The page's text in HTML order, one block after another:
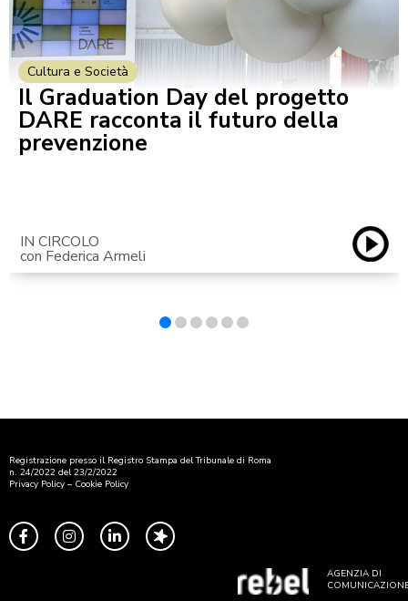
Cultura e Società
Il Graduation Day del progetto
DARE racconta il futuro della
prevenzione
IN CIRCOLO
con Federica Armeli
Registrazione presso il Registro Stampa del Tribunale di Roma
n. 24/2022 del 23/2/2022
Privacy Policy – Cookie Policy
AGENZIA DI